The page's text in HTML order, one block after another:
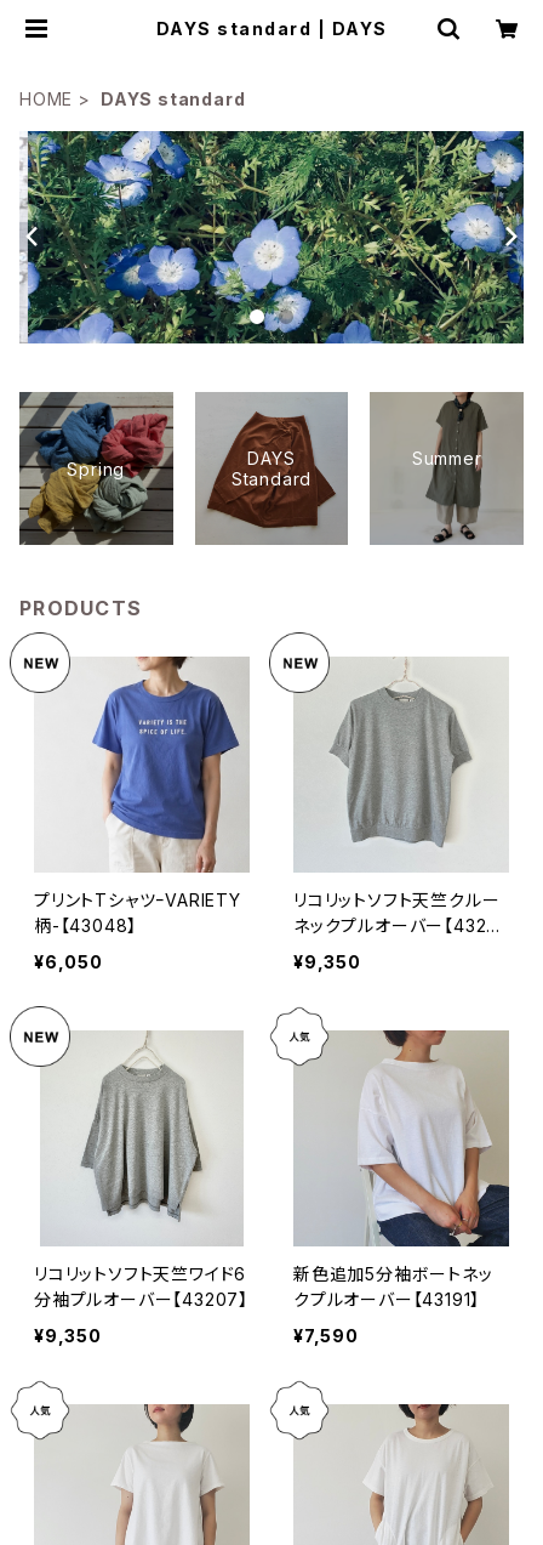
DAYS standard | DAYS
HOME DAYS standard
Spring
DAYS
Standard
Summer
PRODUCTS
プリントTシャツｰVARIETY
柄-【43048】
¥6,050
リコリットソフト天竺クルー
ネックプルオーバー【4320
6】
¥9,350
リコリットソフト天竺ワイド6
分袖プルオーバー【43207】
¥9,350
新色追加5分袖ボートネッ
クプルオーバー【43191】
¥7,590